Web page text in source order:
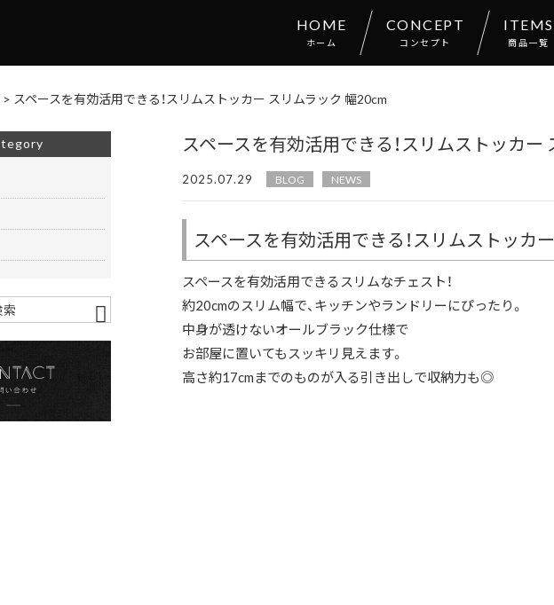
HOME
ホーム
CONCEPT
コンセプト
ITEMS
商品一覧
> スペースを有効活用できる！スリムストッカー スリムラック 幅20cm
スペースを有効活用できる！スリムストッカー
2025.07.29 BLOG NEWS
スペースを有効活用できる！スリムストッカ
スペースを有効活用できるスリムなチェスト！
約20cmのスリム幅で、キッチンやランドリーにぴったり。
中身が透けないオールブラック仕様で
お部屋に置いてもスッキリ見えます。
高さ約17cmまでのものが入る引き出しで収納力も◎